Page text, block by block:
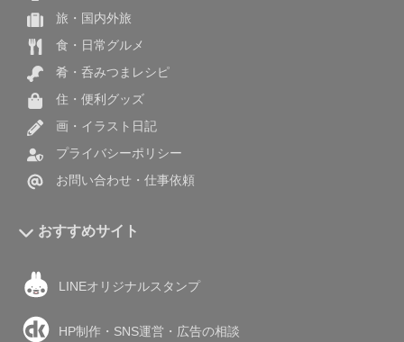
旅・国内外旅
食・日常グルメ
肴・呑みつまレシピ
住・便利グッズ
画・イラスト日記
プライバシーポリシー
お問い合わせ・仕事依頼
おすすめサイト
LINEオリジナルスタンプ
HP制作・SNS運営・広告の相談